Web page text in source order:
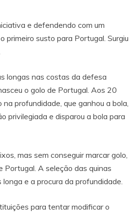
e defendendo com um
primeiro susto para Portugal. Surgiu
longas nas costas da defesa
o golo de Portugal. Aos 20
profundidade, que ganhou a bola,
privilegiada e disparou a bola para
mas sem conseguir marcar golo,
Portugal. A seleção das quinas
e a procura da profundidade.
para tentar modificar o